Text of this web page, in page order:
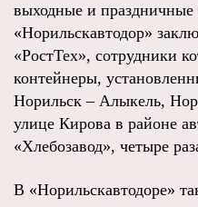
выходные и
«Норильскавтодор»
«РостТех», сотрудники
контейнеры,
Норильск – Алыкель,
улице Кирова в районе
«Хлебозавод», четыре
В «Норильскавтодоре»